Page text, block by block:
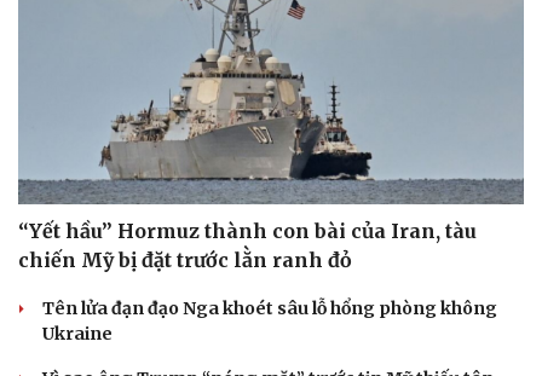
“Yết hầu” Hormuz thành con bài của Iran, tàu
chiến Mỹ bị đặt trước lằn ranh đỏ
Tên lửa đạn đạo Nga khoét sâu lỗ hổng phòng không
Ukraine